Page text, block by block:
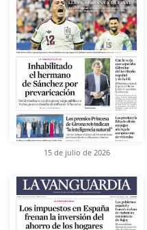
15 de julio de 2026